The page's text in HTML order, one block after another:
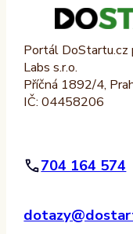
Portál DoStartu.cz
Labs s.r.o.
Příčná 1892/4,
IČ: 04458206
704 164 574